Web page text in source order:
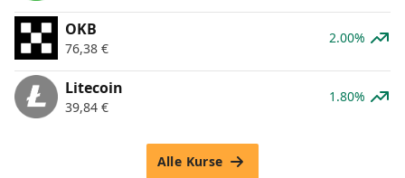
OKB
76,38 €
2.00%
Litecoin
39,84 €
1.80%
Alle Kurse